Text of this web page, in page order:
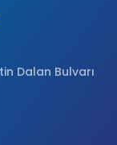
Dalan Bulvarı